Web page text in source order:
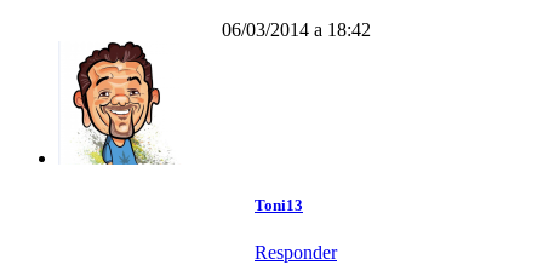
06/03/2014 a 18:42
Toni13
Responder